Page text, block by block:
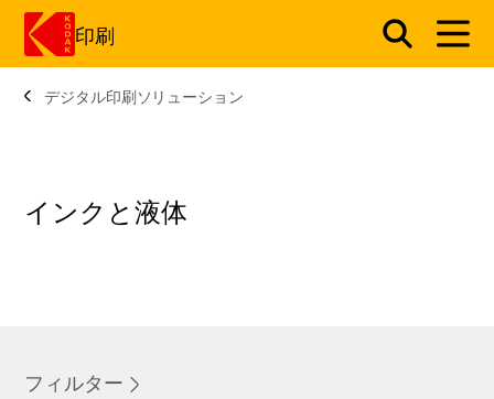
印刷
デジタル印刷ソリューション
インクと液体
フィルター